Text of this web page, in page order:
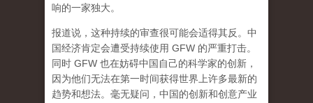
响的一家独大。
报道说，这种持续的审查很可能会适得其反。中
国经济肯定会遭受持续使用 GFW 的严重打击。
同时 GFW 也在妨碍中国自己的科学家的创新，
因为他们无法在第一时间获得世界上许多最新的
趋势和想法。毫无疑问，中国的创新和创意产业